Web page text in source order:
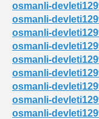
osmanli-
osmanli-
osmanli-
osmanli-
osmanli-
osmanli-
osmanli-
osmanli-
osmanli-
indirildi